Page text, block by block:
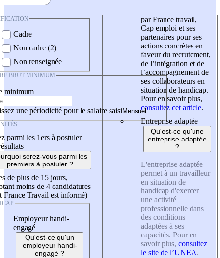
Cadre
Non cadre (2)
Non renseignée
BRUT MINIMUM
minimum
une périodicité pour le salaire saisi
parmi les 1ers à postuler
serez-vous parmi les
premiers à postuler ?
de plus de 15 jours,
moins de 4 candidatures
France Travail est informé)
Employeur handi-
engagé
Qu'est-ce qu'un
employeur handi-
engagé ?
par France travail,
Cap emploi et ses
partenaires pour ses
actions concrètes en
faveur du recrutement,
de l’intégration et de
l’accompagnement de
ses collaborateurs en
situation de handicap.
Pour en savoir plus,
consultez cet article.
Entreprise adaptée
Qu'est-ce qu'une
entreprise adaptée
?
L'entreprise adaptée
permet à un travailleur
en situation de
handicap d'exercer
une activité
professionnelle dans
des conditions
adaptées à ses
capacités. Pour en
savoir plus, consultez
le site de l’UNEA.